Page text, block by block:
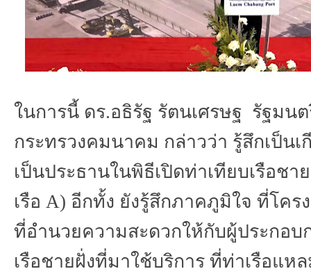
ในการนี้ ดร.อธิรัฐ รัตนเศรษฐ รัฐมน
กระทรวงคมนาคม กล่าวว่า รู้สึกเป็นเ
เป็นประธานในพิธีเปิดท่าเทียบเรือชา
เรือ A) อีกทั้ง ยังรู้สึกภาคภูมิใจ ที่โคร
ที่อำนวยความสะดวกให้กับผู้ประกอบ
เรือชายฝั่งที่มาใช้บริการ ที่ท่าเรือแห